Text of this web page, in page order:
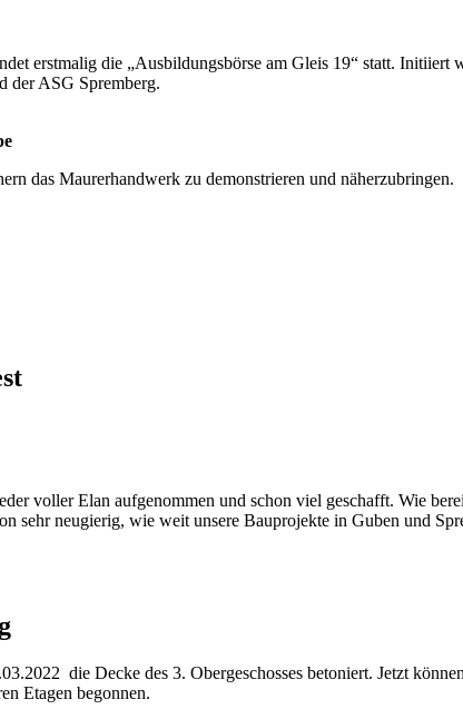
erstmalig die „Ausbildungsbörse am Gleis 19“ statt.
der ASG Spremberg.
das Maurerhandwerk zu demonstrieren und näherzubringen.
voller Elan aufgenommen und schon viel geschafft. Wie
sehr neugierig, wie weit unsere Bauprojekte in Guben und
die Decke des 3. Obergeschosses betoniert. Jetzt
Etagen begonnen.